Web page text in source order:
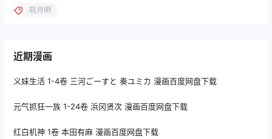
晓月明
近期漫画
义妹生活 1-4卷 三河ごーすと 奏ユミカ 漫画百度网盘下载
元气抓狂一族 1-24卷 浜冈贤次 漫画百度网盘下载
红白机神 1卷 本田有麻 漫画百度网盘下载